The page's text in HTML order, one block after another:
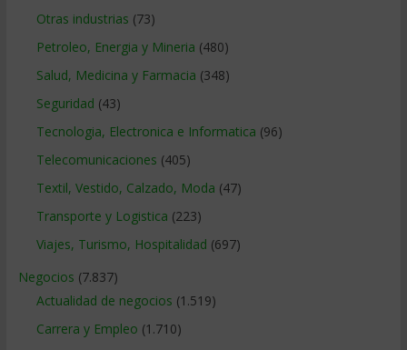
Otras industrias (73)
Petroleo, Energia y Mineria (480)
Salud, Medicina y Farmacia (348)
Seguridad (43)
Tecnologia, Electronica e Informatica (96)
Telecomunicaciones (405)
Textil, Vestido, Calzado, Moda (47)
Transporte y Logistica (223)
Viajes, Turismo, Hospitalidad (697)
Negocios (7.837)
Actualidad de negocios (1.519)
Carrera y Empleo (1.710)